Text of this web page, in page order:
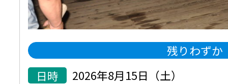
残りわずか
日時
2026年8月15日（土）